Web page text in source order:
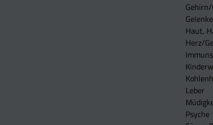
Haut,
Herz/
Leber
Psyche